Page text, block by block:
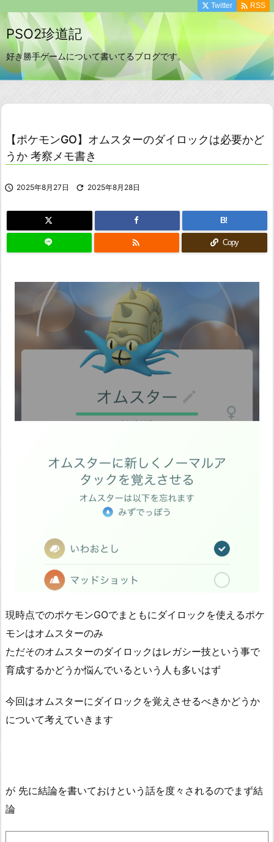
PSO2珍道記
好き勝手ゲームについて書いてるブログです。
Twitter  RSS
【ポケモンGO】オムスターのダイロックは必要かど
うか 考察メモ書き
 2025年8月27日  2025年8月28日
B!
 Copy
現時点でのポケモンGOでまともにダイロックを使えるポケ
モンはオムスターのみ
ただそのオムスターのダイロックはレガシー技という事で
育成するかどうか悩んでいるという人も多いはず
今回はオムスターにダイロックを覚えさせるべきかどうか
について考えていきます
が 先に結論を書いておけという話を度々されるのでまず結
論